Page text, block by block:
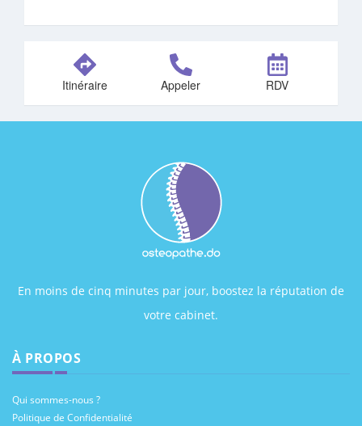
Itinéraire Appeler RDV
En moins de cinq minutes par jour, boostez la réputation de
votre cabinet.
À PROPOS
Qui sommes-nous ?
Politique de Confidentialité